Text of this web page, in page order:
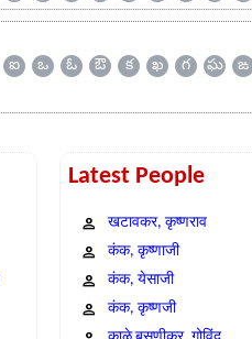
ఐ ఒ ఓ ఔ క ఖ గ ఘ ఙ
Latest People
खटावकर, कृष्णराव
कंक, कृष्णाजी
कंक, येसाजी
कंक, कृष्णजी